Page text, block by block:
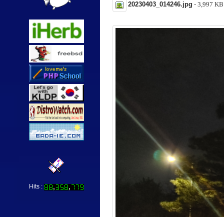
Hits :
20230403_014246.jpg - 3,997